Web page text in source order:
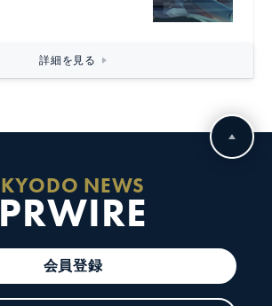
詳細を見る
KYODO NEWS
PRWIRE
会員登録